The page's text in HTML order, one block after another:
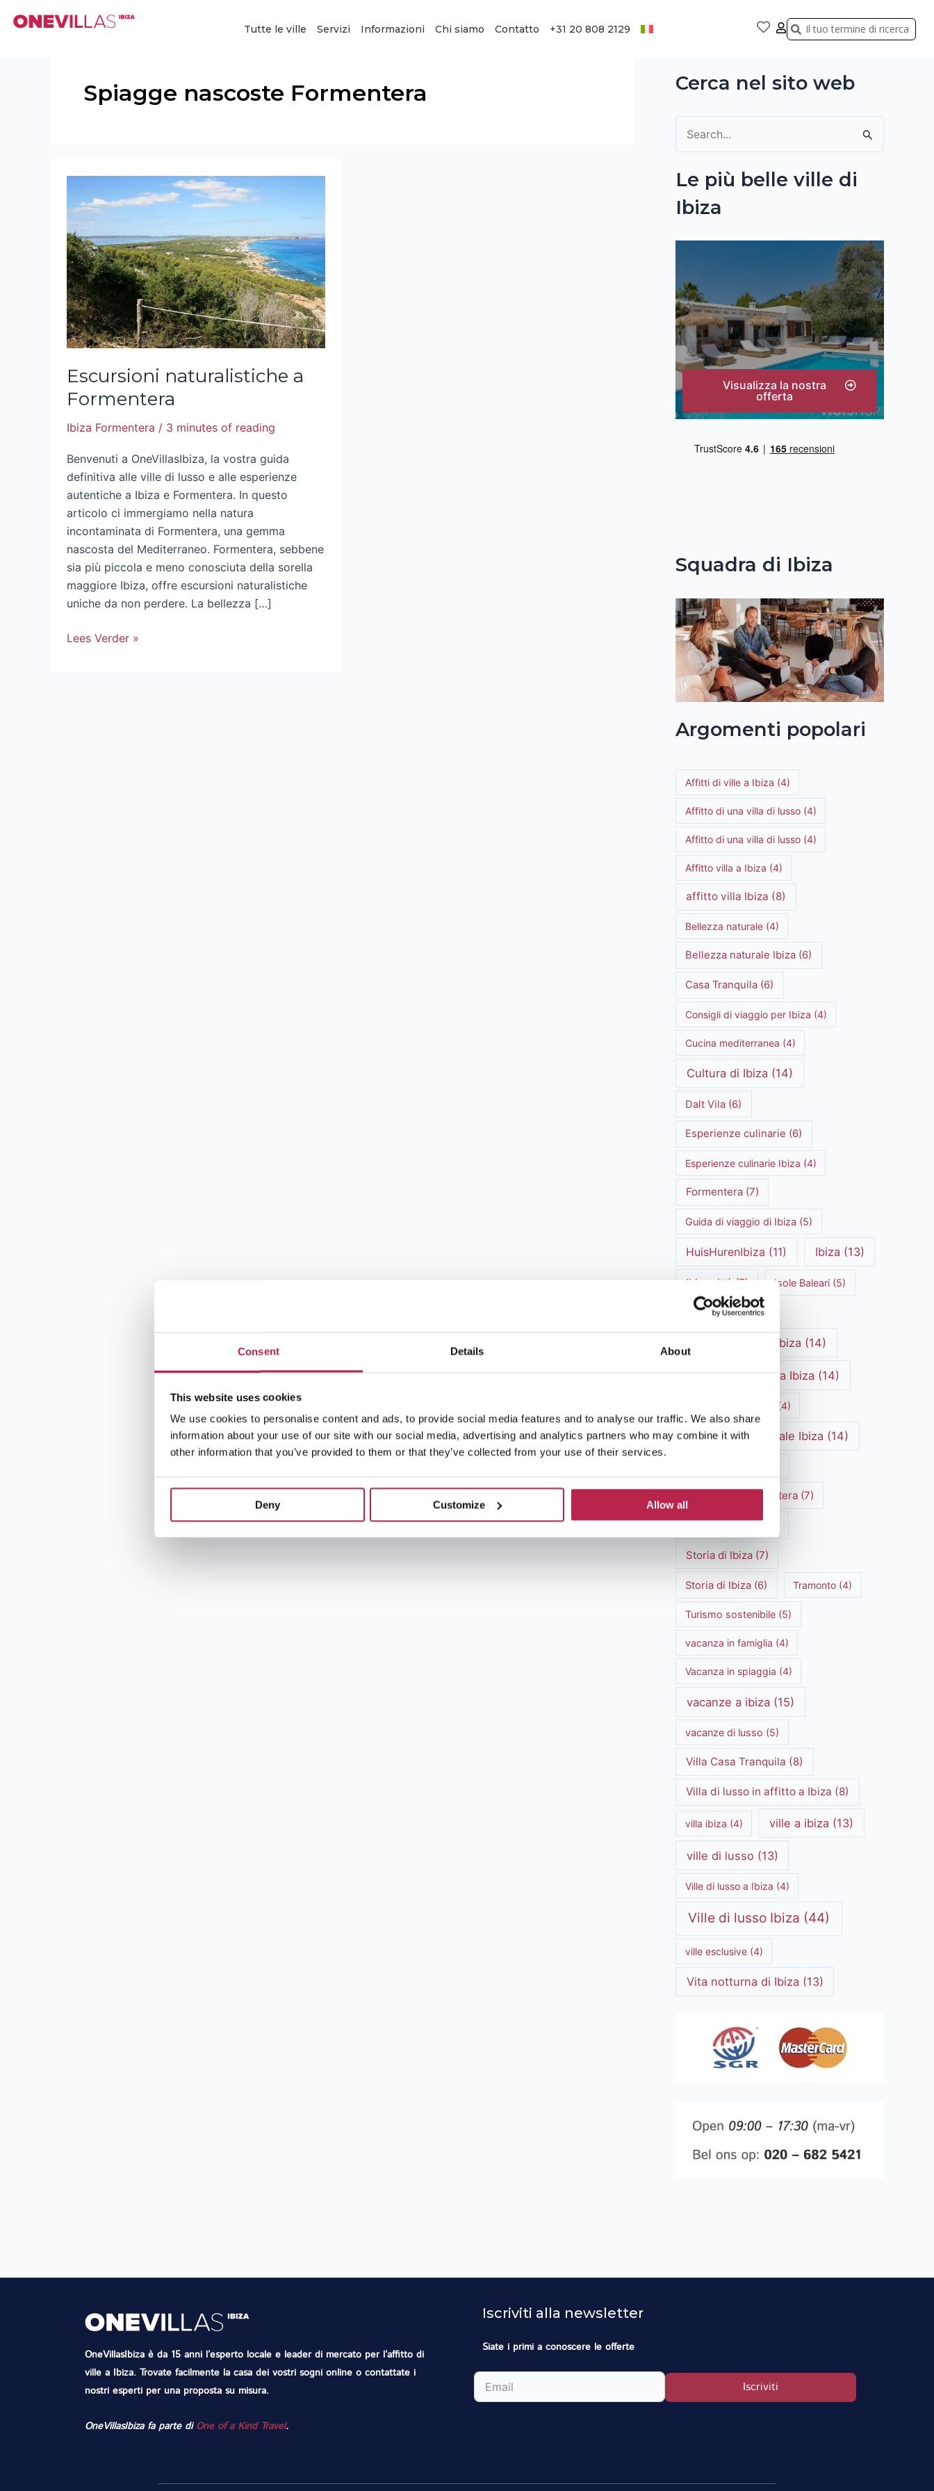
Consent Details About
This website uses cookies
We use cookies to personalise content and ads, to provide social media features and to analyse our traffic. We also share
information about your use of our site with our social media, advertising and analytics partners who may combine it with
other information that you’ve provided to them or that they’ve collected from your use of their services.
Deny Customize Allow all
Tutte le ville Servizi Informazioni Chi siamo Contatto +31 20 808 2129 CercaCerca
Spiagge nascoste Formentera
Escursioni naturalistiche a
Formentera
Ibiza Formentera / 3 minutes of reading
Benvenuti a OneVillasIbiza, la vostra guida
definitiva alle ville di lusso e alle esperienze
autentiche a Ibiza e Formentera. In questo
articolo ci immergiamo nella natura
incontaminata di Formentera, una gemma
nascosta del Mediterraneo. Formentera, sebbene
sia più piccola e meno conosciuta della sorella
maggiore Ibiza, offre escursioni naturalistiche
uniche da non perdere. La bellezza […]
naturalistiche
a
Formentera
Lees Verder »
Cerca nel sito web
c
Le più belle ville di
Ibiza
Visualizza la nostra
offerta
Squadra di Ibiza
Argomenti popolari
Affitti di ville a Ibiza (4)
Affitto di una villa di lusso(4)
Affitto di una villa di lusso(4)
Affitto villa a Ibiza (4)
affitto villa Ibiza (8)
Bellezza naturale(4)
Bellezza naturale Ibiza (6)
Casa Tranquila (6)
Consigli di viaggio per Ibiza (4)
Cucina mediterranea (4)
Cultura di Ibiza (14)
Dalt Vila (6)
Esperienze culinarie (6)
Esperienze culinarie Ibiza (4)
Formentera(7)
Guida di viaggio di Ibiza (5)
HuisHurenIbiza (11) Ibiza (13)
Ibiza città (7) Isole Baleari (5)
Mediterraneo(5)
Noleggio auto a Ibiza (14)
Noleggio barche a Ibiza (14)
(4)
patrimonio culturale Ibiza (14)
Spiagge di Formentera(7)
Storia di Ibiza(7)
Storia di Ibiza (6) Tramonto (4)
Turismo sostenibile(5)
vacanza in famiglia (4)
Vacanza in spiaggia (4)
vacanze a ibiza (15)
vacanze di lusso (5)
Villa Casa Tranquila (8)
Villa di lusso in affitto a Ibiza (8)
villa ibiza (4) ville a ibiza (13)
ville di lusso (13)
Ville di lusso a Ibiza (4)
Ville di lusso Ibiza (44)
ville esclusive(4)
Vita notturna di Ibiza (13)
OneVillasIbiza è da 15 anni l’esperto locale e leader di mercato per l’affitto di
ville a Ibiza. Trovate facilmente la casa dei vostri sogni online o contattate i
nostri esperti per una proposta su misura.
OneVillasIbiza fa parte di One of a Kind Travel.
Iscriviti alla newsletter
Siate i primi a conoscere le offerte
Iscriviti